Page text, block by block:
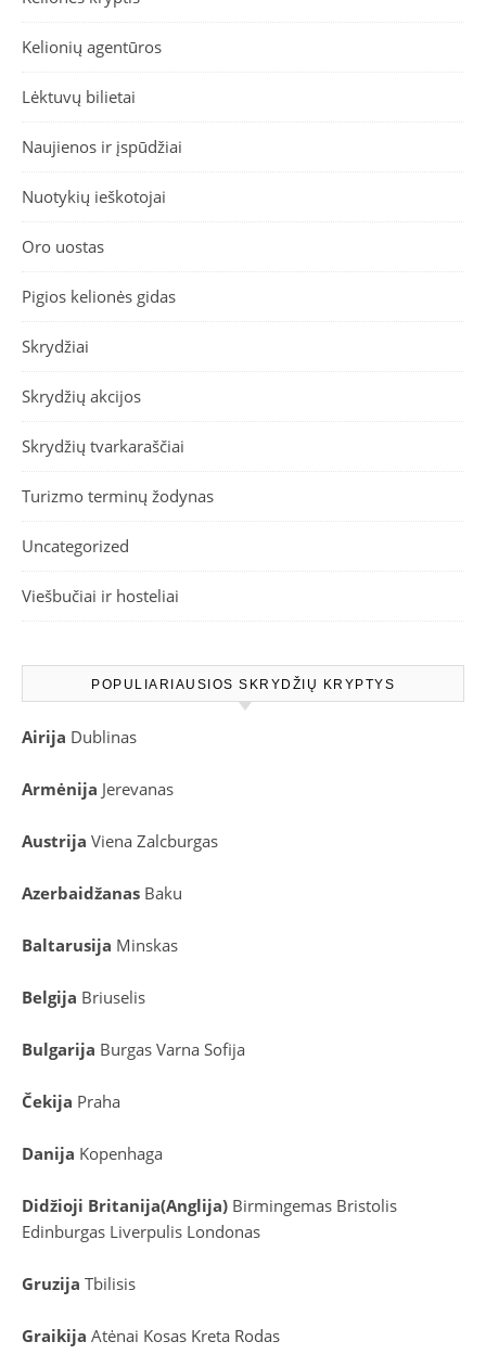
Kelionių agentūros
Lėktuvų bilietai
Naujienos ir įspūdžiai
Nuotykių ieškotojai
Oro uostas
Pigios kelionės gidas
Skrydžiai
Skrydžių akcijos
Skrydžių tvarkaraščiai
Turizmo terminų žodynas
Uncategorized
Viešbučiai ir hosteliai
POPULIARIAUSIOS SKRYDŽIŲ KRYPTYS
Airija Dublinas
Armėnija Jerevanas
Austrija Viena Zalcburgas
Azerbaidžanas Baku
Baltarusija Minskas
Belgija Briuselis
Bulgarija Burgas Varna Sofija
Čekija Praha
Danija Kopenhaga
Didžioji Britanija(Anglija) Birmingemas Bristolis
Edinburgas Liverpulis Londonas
Gruzija Tbilisis
Graikija Atėnai Kosas Kreta Rodas